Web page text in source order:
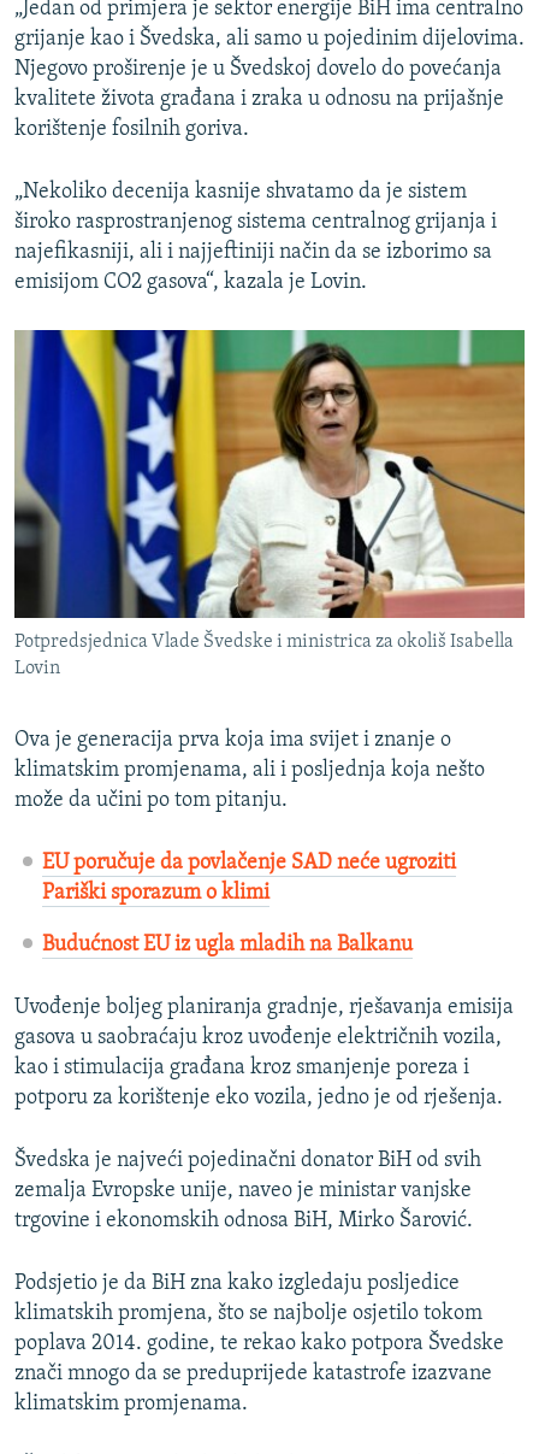
„Jedan od primjera je sektor energije BiH ima centralno
grijanje kao i Švedska, ali samo u pojedinim dijelovima.
Njegovo proširenje je u Švedskoj dovelo do povećanja
kvalitete života građana i zraka u odnosu na prijašnje
korištenje fosilnih goriva.
„Nekoliko decenija kasnije shvatamo da je sistem
široko rasprostranjenog sistema centralnog grijanja i
najefikasniji, ali i najjeftiniji način da se izborimo sa
emisijom CO2 gasova“, kazala je Lovin.
Potpredsjednica Vlade Švedske i ministrica za okoliš Isabella
Lovin
Ova je generacija prva koja ima svijet i znanje o
klimatskim promjenama, ali i posljednja koja nešto
može da učini po tom pitanju.
EU poručuje da povlačenje SAD neće ugroziti
Pariški sporazum o klimi
Budućnost EU iz ugla mladih na Balkanu
Uvođenje boljeg planiranja gradnje, rješavanja emisija
gasova u saobraćaju kroz uvođenje električnih vozila,
kao i stimulacija građana kroz smanjenje poreza i
potporu za korištenje eko vozila, jedno je od rješenja.
Švedska je najveći pojedinačni donator BiH od svih
zemalja Evropske unije, naveo je ministar vanjske
trgovine i ekonomskih odnosa BiH, Mirko Šarović.
Podsjetio je da BiH zna kako izgledaju posljedice
klimatskih promjena, što se najbolje osjetilo tokom
poplava 2014. godine, te rekao kako potpora Švedske
znači mnogo da se preduprijede katastrofe izazvane
klimatskim promjenama.